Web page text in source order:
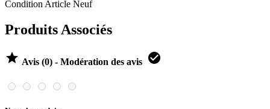
Condition Article Neuf
Produits Associés
 Avis (0) - Modération des avis 